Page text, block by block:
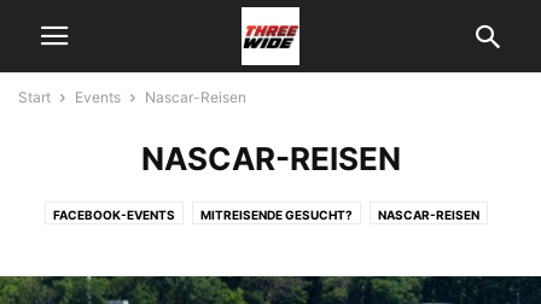
Start Events Nascar-Reisen
NASCAR-REISEN
FACEBOOK-EVENTS MITREISENDE GESUCHT? NASCAR-REISEN